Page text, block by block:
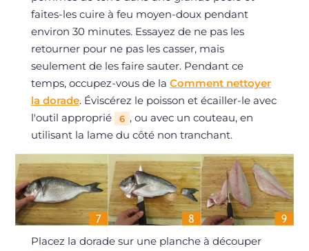
faites-les cuire à feu moyen-doux pendant
environ 30 minutes. Essayez de ne pas les
retourner pour ne pas les casser, mais
seulement de les faire sauter. Pendant ce
temps, occupez-vous de la Comment nettoyer
la dorade. Éviscérez le poisson et écailler-le avec
l'outil approprié
6 , ou avec un couteau, en
utilisant la lame du côté non tranchant.
Placez la dorade sur une planche à découper